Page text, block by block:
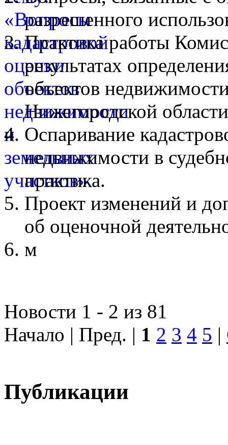
разрешенного
Практика работы
результатах
объектов
Нижегородской
Оспаривание
недвижимости в
практика.
Проект изменений и
об оценочной
м
Новости 1 - 2 из 81
Начало | Пред. | 1 2 3 4 5 |
Публикации